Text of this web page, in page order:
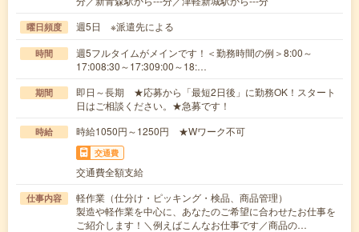
曜日頻度 週5日 ※派遣先による
時間
週5フルタイムがメインです！＜勤務時間の例＞8:00～
17:008:30～17:309:00～18:…
期間
即日～長期 ★応募から「最短2日後」に勤務OK！スタート
日はご相談ください。★急募です！
時給 時給1050円～1250円 ★Wワーク不可
交通費
交通費全額支給
仕事内容
軽作業（仕分け・ピッキング・検品、商品管理）
製造や軽作業を中心に、あなたのご希望に合わせたお仕事を
ご紹介します！＼例えばこんなお仕事です／商品の…